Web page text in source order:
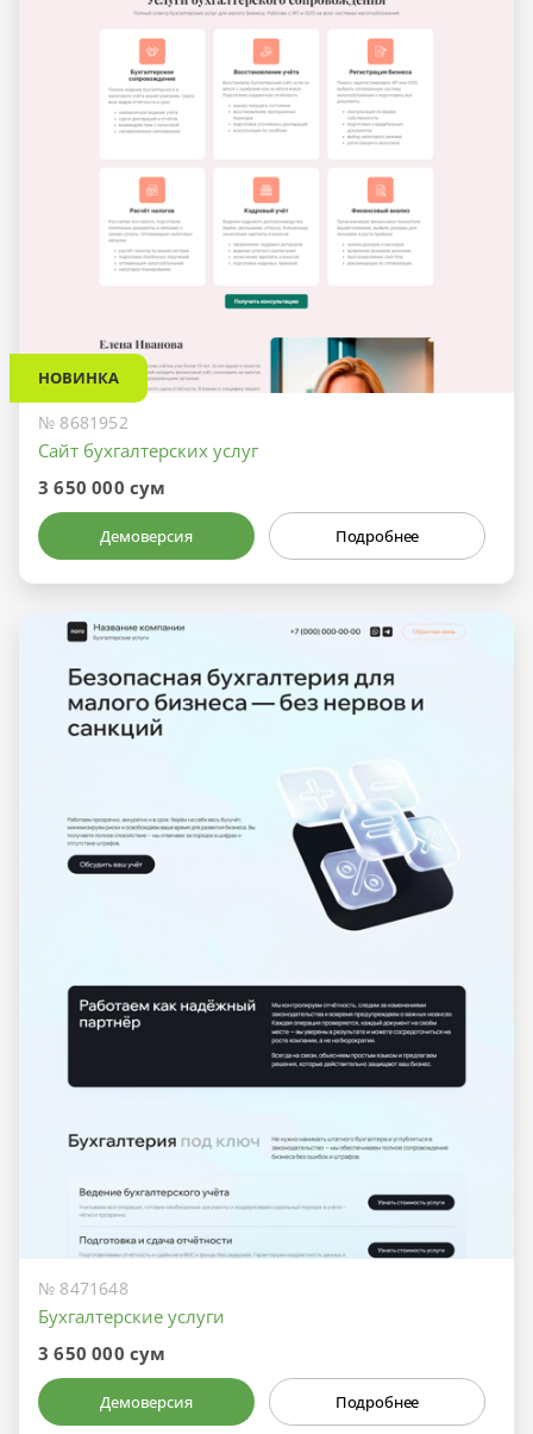
НОВИНКА
№ 8681952
Сайт бухгалтерских услуг
3 650 000 сум
Демоверсия Подробнее
№ 8471648
Бухгалтерские услуги
3 650 000 сум
Демоверсия Подробнее